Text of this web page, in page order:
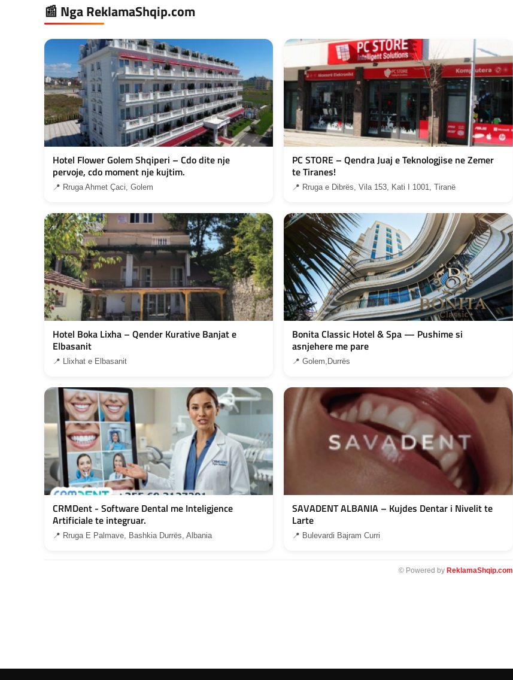
📰 Nga ReklamaShqip.com
Hotel Flower Golem Shqiperi – Cdo dite nje
pervoje, cdo moment nje kujtim.
📍 Rruga Ahmet Çaci, Golem
PC STORE – Qendra Juaj e Teknologjise ne Zemer
te Tiranes!
📍 Rruga e Dibrës, Vila 153, Kati I 1001, Tiranë
Hotel Boka Lixha – Qender Kurative Banjat e
Elbasanit
📍 Llixhat e Elbasanit
Bonita Classic Hotel & Spa — Pushime si
asnjehere me pare
📍 Golem,Durrës
CRMDent - Software Dental me Inteligjence
Artificiale te integruar.
📍 Rruga E Palmave, Bashkia Durrës, Albania
SAVADENT ALBANIA – Kujdes Dentar i Nivelit te
Larte
📍 Bulevardi Bajram Curri
© Powered by ReklamaShqip.com